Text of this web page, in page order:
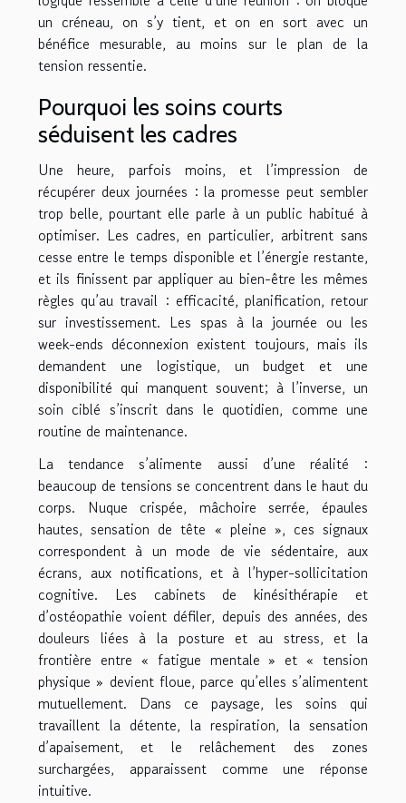
un créneau, on s’y tient, et on en sort avec un
bénéfice mesurable, au moins sur le plan de la
tension ressentie.
Pourquoi les soins courts
séduisent les cadres
Une heure, parfois moins, et l’impression de
récupérer deux journées : la promesse peut sembler
trop belle, pourtant elle parle à un public habitué à
optimiser. Les cadres, en particulier, arbitrent sans
cesse entre le temps disponible et l’énergie restante,
et ils finissent par appliquer au bien-être les mêmes
règles qu’au travail : efficacité, planification, retour
sur investissement. Les spas à la journée ou les
week-ends déconnexion existent toujours, mais ils
demandent une logistique, un budget et une
disponibilité qui manquent souvent; à l’inverse, un
soin ciblé s’inscrit dans le quotidien, comme une
routine de maintenance.
La tendance s’alimente aussi d’une réalité :
beaucoup de tensions se concentrent dans le haut du
corps. Nuque crispée, mâchoire serrée, épaules
hautes, sensation de tête « pleine », ces signaux
correspondent à un mode de vie sédentaire, aux
écrans, aux notifications, et à l’hyper-sollicitation
cognitive. Les cabinets de kinésithérapie et
d’ostéopathie voient défiler, depuis des années, des
douleurs liées à la posture et au stress, et la
frontière entre « fatigue mentale » et « tension
physique » devient floue, parce qu’elles s’alimentent
mutuellement. Dans ce paysage, les soins qui
travaillent la détente, la respiration, la sensation
d’apaisement, et le relâchement des zones
surchargées, apparaissent comme une réponse
intuitive.